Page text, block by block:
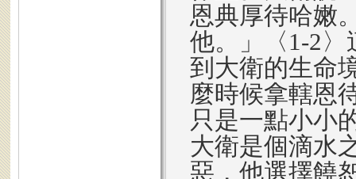
恩典厚待哈嫩
他。」〈1-2
到大衛的生命
麼時候拿轄恩
只是一點小小
大衛是個滴水
惡，他選擇饒